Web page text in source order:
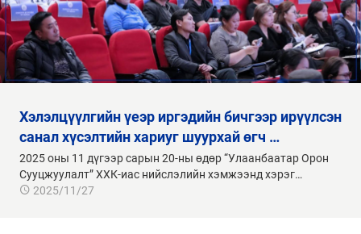
хэлэлцүүлгийн үеэр иргэдийн бичгээр ирүүлсэн
санал хүсэлтийн хариуг шуурхай өгч …
2025 оны 11 дүгээр сарын 20-ны өдөр “Улаанбаатар Орон
Сууцжуулалт” ХХК-иас нийслэлийн хэмжээнд хэрэг…
2025/11/27